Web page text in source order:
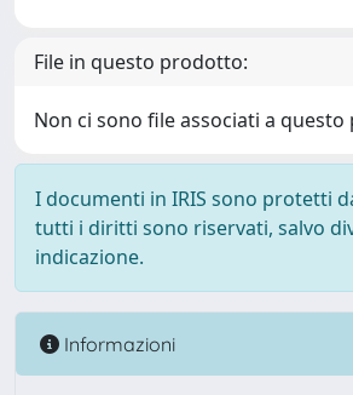
File in questo prodotto:
Non ci sono file associati a
I documenti in IRIS sono protetti
tutti i diritti sono riservati, salvo
indicazione.
Informazioni